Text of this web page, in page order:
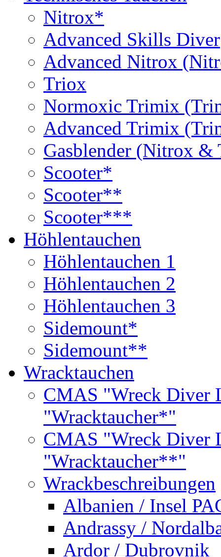
Nitrox*
Advanced Skills Diver
Advanced Nitrox
Triox
Normoxic Trimix
Advanced Trimix
Gasblender (Nitrox
Scooter*
Scooter**
Scooter***
Höhlentauchen
Höhlentauchen 1
Höhlentauchen 2
Höhlentauchen 3
Sidemount*
Sidemount**
Wracktauchen
CMAS "Wreck Diver
"Wracktaucher*"
CMAS "Wreck Diver
"Wracktaucher**"
Wrackbeschreibungen
Albanien / Insel
Andrassy /
Ardor / Dubrovnik